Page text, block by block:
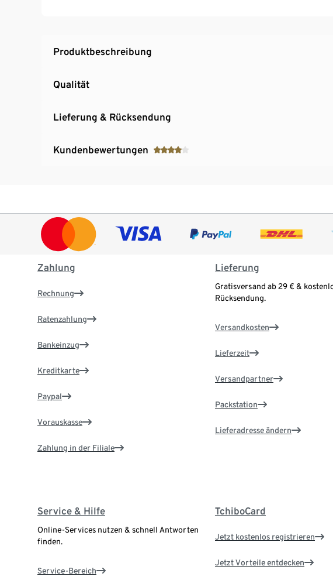
Produktbeschreibung
Qualität
Lieferung & Rücksendung
Kundenbewertungen
Zahlung
Rechnung
Ratenzahlung
Bankeinzug
Kreditkarte
Paypal
Vorauskasse
Zahlung in der Filiale
Lieferung
Gratisversand ab 29 € &
Rücksendung.
Versandkosten
Lieferzeit
Versandpartner
Packstation
Lieferadresse ändern
Service & Hilfe
Online-Services nutzen & schnell Antworten
finden.
Service-Bereich
TchiboCard
Jetzt kostenlos registrieren
Jetzt Vorteile entdecken